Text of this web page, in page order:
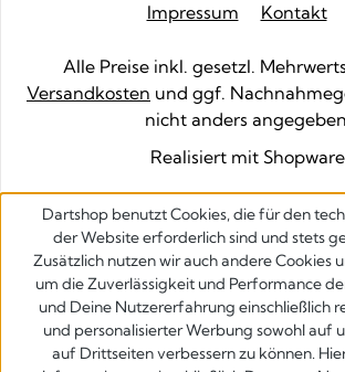
Impressum Kontakt
Alle Preise inkl. gesetzl.
Versandkosten und ggf.
nicht anders
Realisiert mit Shopware
Dartshop benutzt Cookies, die für den
der Website erforderlich sind und stets
Zusätzlich nutzen wir auch andere Cookies
um die Zuverlässigkeit und Performance
und Deine Nutzererfahrung einschließlich
und personalisierter Werbung sowohl auf
auf Drittseiten verbessern zu können.